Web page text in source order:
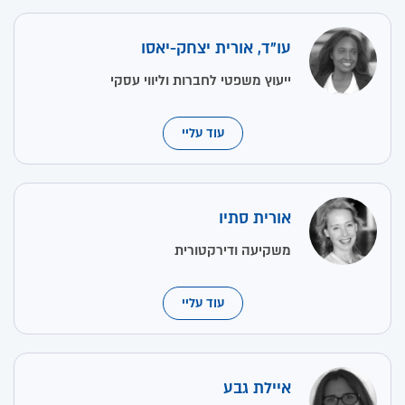
עו"ד, אורית יצחק-יאסו
ייעוץ משפטי לחברות וליווי עסקי
עוד עליי
אורית סתיו
משקיעה ודירקטורית
עוד עליי
איילת גבע